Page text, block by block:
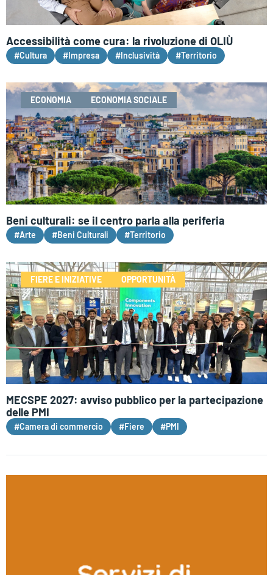
Accessibilità come cura: la rivoluzione di OLIÙ
#Cultura #Impresa #Inclusività #Territorio
ECONOMIA ECONOMIA SOCIALE
Beni culturali: se il centro parla alla periferia
#Arte #Beni Culturali #Territorio
FIERE E INIZIATIVE OPPORTUNITÀ
MECSPE 2027: avviso pubblico per la partecipazione
delle PMI
#Camera di commercio #Fiere #PMI